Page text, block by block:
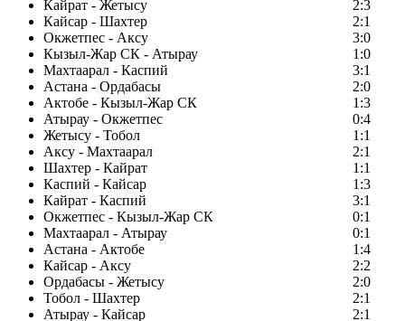
Кайрат - Жетысу
2:3
Кайсар - Шахтер
2:1
Окжетпес - Аксу
3:0
Кызыл-Жар СК - Атырау
1:0
Махтаарал - Каспий
3:1
Астана - Ордабасы
2:0
Актобе - Кызыл-Жар СК
1:3
Атырау - Окжетпес
0:4
Жетысу - Тобол
1:1
Аксу - Махтаарал
2:1
Шахтер - Кайрат
1:1
Каспий - Кайсар
1:3
Кайрат - Каспий
3:1
Окжетпес - Кызыл-Жар СК
0:1
Махтаарал - Атырау
0:1
Астана - Актобе
1:4
Кайсар - Аксу
2:2
Ордабасы - Жетысу
2:0
Тобол - Шахтер
2:1
Атырау - Кайсар
2:1